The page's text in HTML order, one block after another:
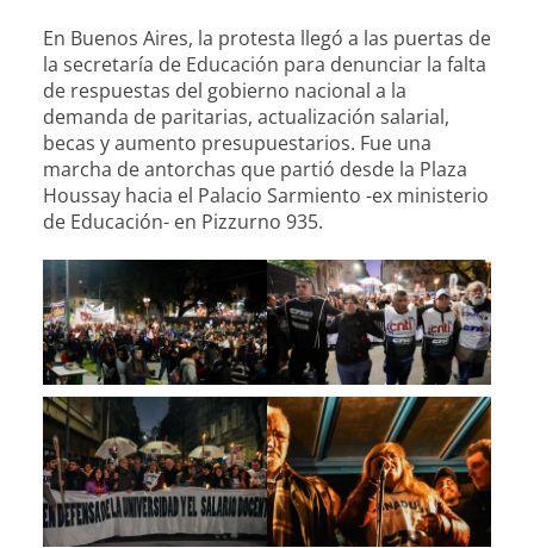
En Buenos Aires, la protesta llegó a las puertas de
la secretaría de Educación para denunciar la falta
de respuestas del gobierno nacional a la
demanda de paritarias, actualización salarial,
becas y aumento presupuestarios. Fue una
marcha de antorchas que partió desde la Plaza
Houssay hacia el Palacio Sarmiento -ex ministerio
de Educación- en Pizzurno 935.